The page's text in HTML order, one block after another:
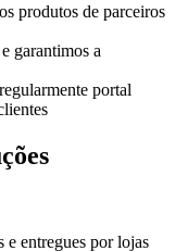
produtos de parceiros
garantimos a
portal
entregues por lojas